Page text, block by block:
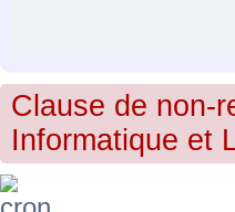
Clause de non-
Informatique et